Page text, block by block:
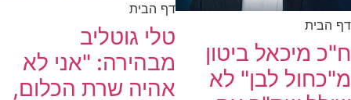
דף הבית
ח"כ מיכאל ביטון
מ"כחול לבן" לא
דף הבית
טלי גוטליב
מבהירה: "אני לא
אהיה שרת הכלום,